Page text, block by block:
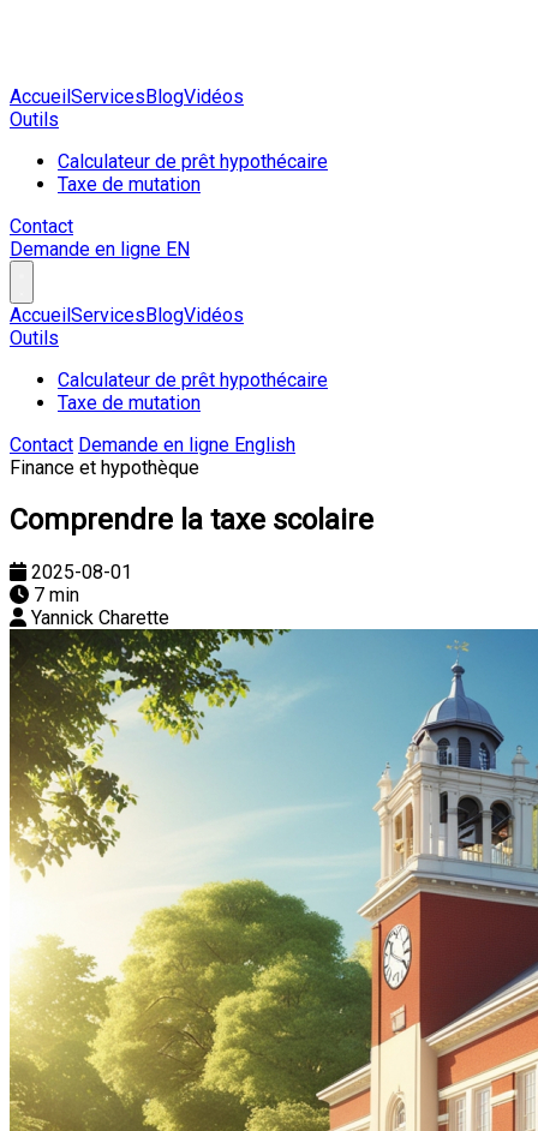
AccueilServicesBlogVidéos
Outils
Calculateur de prêt hypothécaire
Taxe de mutation
Contact
Demande en ligne EN
AccueilServicesBlogVidéos
Outils
Calculateur de prêt hypothécaire
Taxe de mutation
Contact Demande en ligne English
Finance et hypothèque
Comprendre la taxe scolaire
2025-08-01
7 min
Yannick Charette